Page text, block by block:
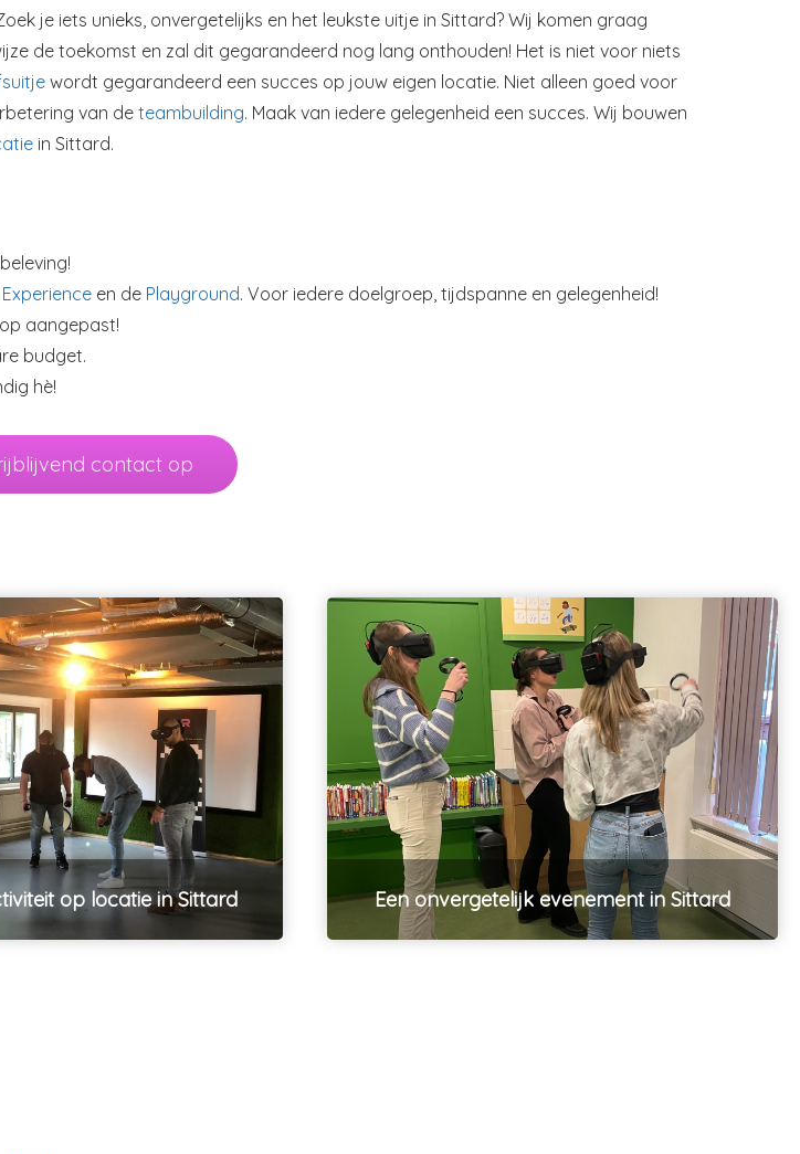
je iets unieks, onvergetelijks en het leukste uitje in Sittard? Wij komen graag
de toekomst en zal dit gegarandeerd nog lang onthouden! Het is niet voor niets
wordt gegarandeerd een succes op jouw eigen locatie. Niet alleen goed voor
van de teambuilding. Maak van iedere gelegenheid een succes. Wij bouwen
in Sittard.
en de Playground. Voor iedere doelgroep, tijdspanne en gelegenheid!
aangepast!
budget.
hè!
contact op
op locatie in Sittard Een onvergetelijk evenement in Sittard